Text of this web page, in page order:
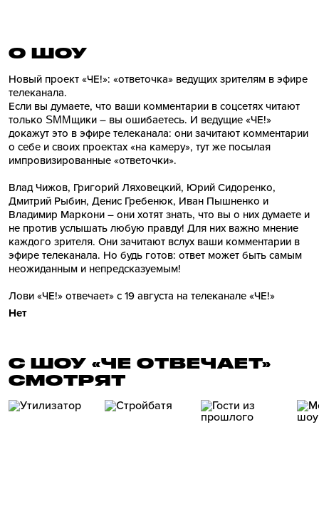
О ШОУ
Новый проект «ЧЕ!»: «ответочка» ведущих зрителям в эфире
телеканала.
Если вы думаете, что ваши комментарии в соцсетях читают
только SMMщики – вы ошибаетесь. И ведущие «ЧЕ!»
докажут это в эфире телеканала: они зачитают комментарии
о себе и своих проектах «на камеру», тут же посылая
импровизированные «ответочки».
Влад Чижов, Григорий Ляховецкий, Юрий Сидоренко,
Дмитрий Рыбин, Денис Гребенюк, Иван Пышненко и
Владимир Маркони – они хотят знать, что вы о них думаете и
не против услышать любую правду! Для них важно мнение
каждого зрителя. Они зачитают вслух ваши комментарии в
эфире телеканала. Но будь готов: ответ может быть самым
неожиданным и непредсказуемым!
Лови «ЧЕ!» отвечает» с 19 августа на телеканале «ЧЕ!»
Нет
С ШОУ «ЧЕ ОТВЕЧАЕТ»
СМОТРЯТ